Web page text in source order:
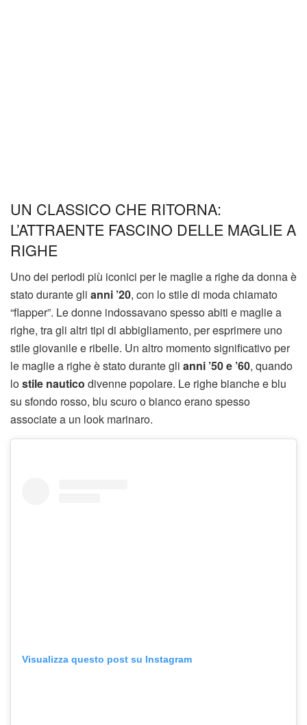
UN CLASSICO CHE RITORNA:
L’ATTRAENTE FASCINO DELLE MAGLIE A
RIGHE
Uno dei periodi più iconici per le maglie a righe da donna è
stato durante gli anni ’20, con lo stile di moda chiamato
“flapper”. Le donne indossavano spesso abiti e maglie a
righe, tra gli altri tipi di abbigliamento, per esprimere uno
stile giovanile e ribelle. Un altro momento significativo per
le maglie a righe è stato durante gli anni ’50 e ’60, quando
lostile nautico divenne popolare. Le righe bianche e blu
su sfondo rosso, blu scuro o bianco erano spesso
associate a un look marinaro.
Visualizza questo post su Instagram